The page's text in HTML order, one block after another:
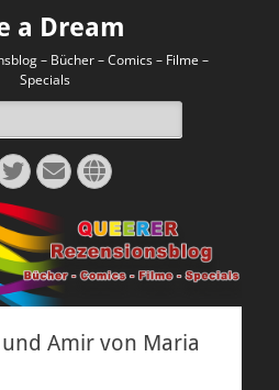
a Dream
– Bücher – Comics – Filme –
Specials
Twitter
E-
Mail
Website
Amir von Maria